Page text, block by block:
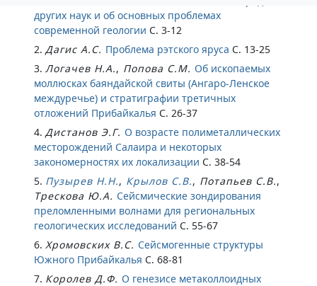
других наук и об основных проблемах
современной геологии С. 3-12
2. Дагис А.С. Проблема рэтского яруса С. 13-25
3. Логачев Н.А., Попова С.М. Об ископаемых
моллюсках баяндайской свиты (Ангаро-Ленское
междуречье) и стратиграфии третичных
отложений Прибайкалья С. 26-37
4. Дистанов Э.Г. О возрасте полиметаллических
месторождений Салаира и некоторых
закономерностях их локализации С. 38-54
5. Пузырев Н.Н., Крылов С.В., Потапьев С.В.,
Трескова Ю.А. Сейсмические зондирования
преломленными волнами для региональных
геологических исследований С. 55-67
6. Хромовских В.С. Сейсмогенные структуры
Южного Прибайкалья С. 68-81
7. Королев Д.Ф. О генезисе метаколлоидных